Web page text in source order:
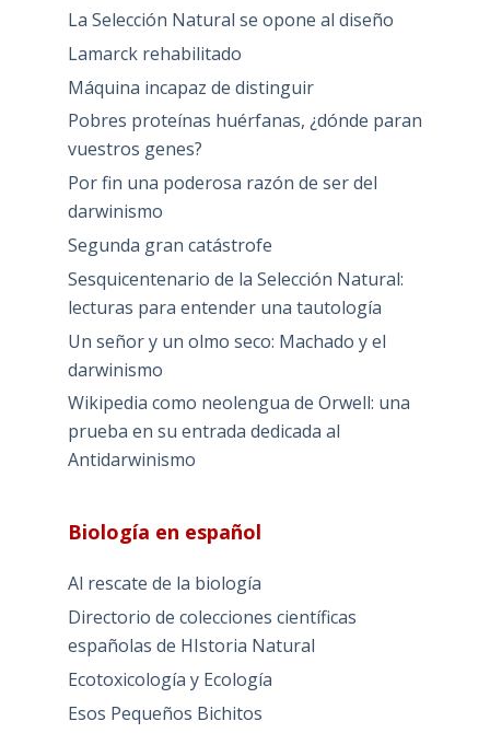
La Selección Natural se opone al diseño
Lamarck rehabilitado
Máquina incapaz de distinguir
Pobres proteínas huérfanas, ¿dónde paran
vuestros genes?
Por fin una poderosa razón de ser del
darwinismo
Segunda gran catástrofe
Sesquicentenario de la Selección Natural:
lecturas para entender una tautología
Un señor y un olmo seco: Machado y el
darwinismo
Wikipedia como neolengua de Orwell: una
prueba en su entrada dedicada al
Antidarwinismo
Biología en español
Al rescate de la biología
Directorio de colecciones científicas
españolas de HIstoria Natural
Ecotoxicología y Ecología
Esos Pequeños Bichitos